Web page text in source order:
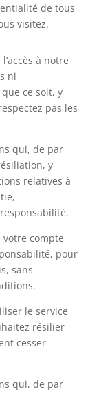
de tous
visitez.
à notre
ni
ce soit, y
pas les
qui, de par
y
relatives à
compte
pour
sans
le service
résilier
cesser
qui, de par